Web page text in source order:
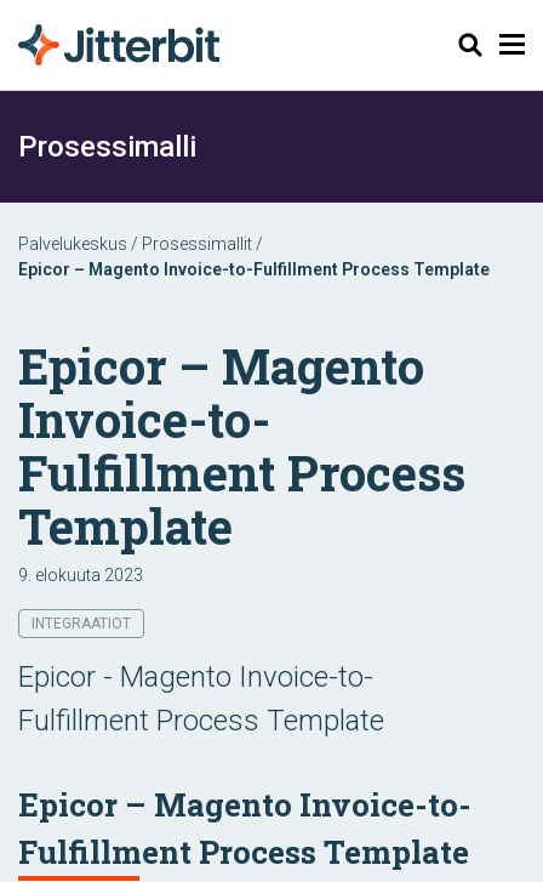
Haku
Prosessimalli
Palvelukeskus / Prosessimallit /
Epicor – Magento Invoice-to-Fulfillment Process Template
Epicor – Magento
Invoice-to-
Fulfillment Process
Template
9. elokuuta 2023
INTEGRAATIOT
Epicor - Magento Invoice-to-
Fulfillment Process Template
Epicor – Magento Invoice-to-
Fulfillment Process Template